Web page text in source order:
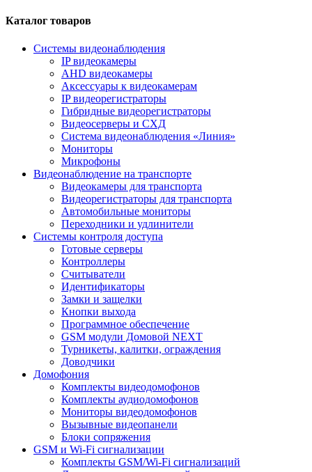
Каталог товаров
Системы видеонаблюдения
IP видеокамеры
AHD видеокамеры
Аксессуары к видеокамерам
IP видеорегистраторы
Гибридные видеорегистраторы
Видеосерверы и СХД
Система видеонаблюдения «Линия»
Мониторы
Микрофоны
Видеонаблюдение на транспорте
Видеокамеры для транспорта
Видеорегистраторы для транспорта
Автомобильные мониторы
Переходники и удлинители
Системы контроля доступа
Готовые серверы
Контроллеры
Считыватели
Идентификаторы
Замки и защелки
Кнопки выхода
Программное обеспечение
GSM модули Домовой NEXT
Турникеты, калитки, ограждения
Доводчики
Домофония
Комплекты видеодомофонов
Комплекты аудиодомофонов
Мониторы видеодомофонов
Вызывные видеопанели
Блоки сопряжения
GSM и Wi-Fi сигнализации
Комплекты GSM/Wi-Fi сигнализаций